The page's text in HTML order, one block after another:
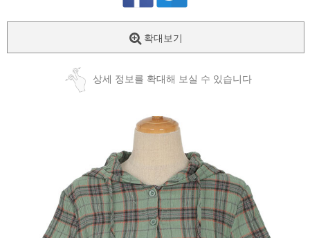
확대보기
상세 정보를 확대해 보실 수 있습니다